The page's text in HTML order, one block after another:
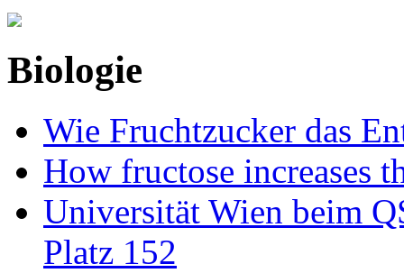
Biologie
Wie Fruchtzucker das
How fructose increases
Universität Wien beim
Platz 152